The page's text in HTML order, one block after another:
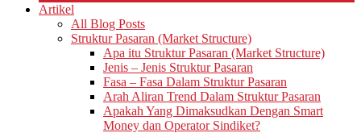
Artikel
All Blog Posts
Struktur Pasaran (Market Structure)
Apa itu Struktur Pasaran (Market Structure)
Jenis – Jenis Struktur Pasaran
Fasa – Fasa Dalam Struktur Pasaran
Arah Aliran Trend Dalam Struktur Pasaran
Apakah Yang Dimaksudkan Dengan Smart
Money dan Operator Sindiket?